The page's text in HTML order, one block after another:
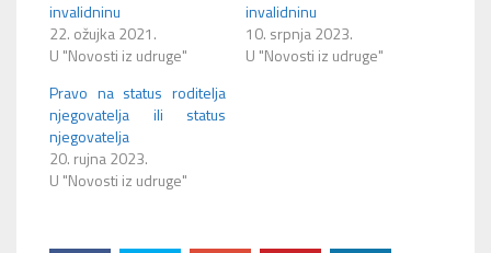
invalidninu
22. ožujka 2021.
U "Novosti iz udruge"
invalidninu
10. srpnja 2023.
U "Novosti iz udruge"
Pravo na status roditelja
njegovatelja ili status
njegovatelja
20. rujna 2023.
U "Novosti iz udruge"